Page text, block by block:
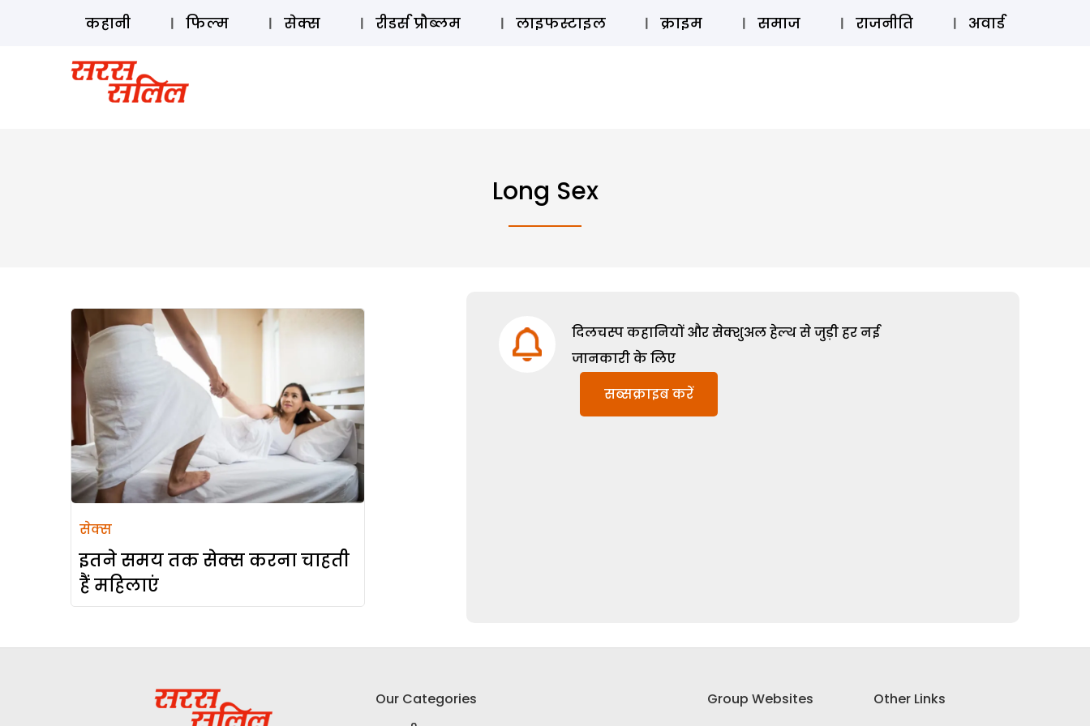
ऑडियो स्टोरी लॉग इन ⚲ SUBSCRIBE
कहानी फिल्म सेक्स रीडर्स प्रौब्लम लाइफस्टाइल क्राइम समाज राजनीति अवार्ड
Long Sex
सेक्स
इतने समय तक सेक्स करना चाहती
हैं महिलाएं
दिलचस्प कहानियों और सेक्शुअल हेल्थ से जुड़ी हर नई
जानकारी के लिए
सब्सक्राइब करें
Our Categories
Group Websites
Other Links